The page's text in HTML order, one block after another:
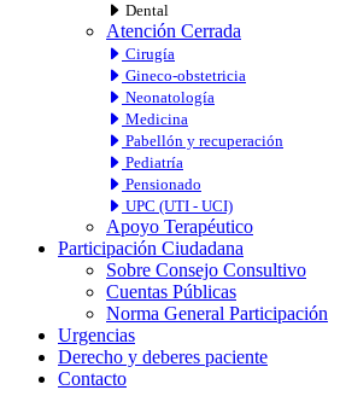
Dental
Atención Cerrada
Cirugía
Gineco-obstetricia
Neonatología
Medicina
Pabellón y recuperación
Pediatría
Pensionado
UPC (UTI - UCI)
Apoyo Terapéutico
Participación Ciudadana
Sobre Consejo Consultivo
Cuentas Públicas
Norma General Participación
Urgencias
Derecho y deberes paciente
Contacto